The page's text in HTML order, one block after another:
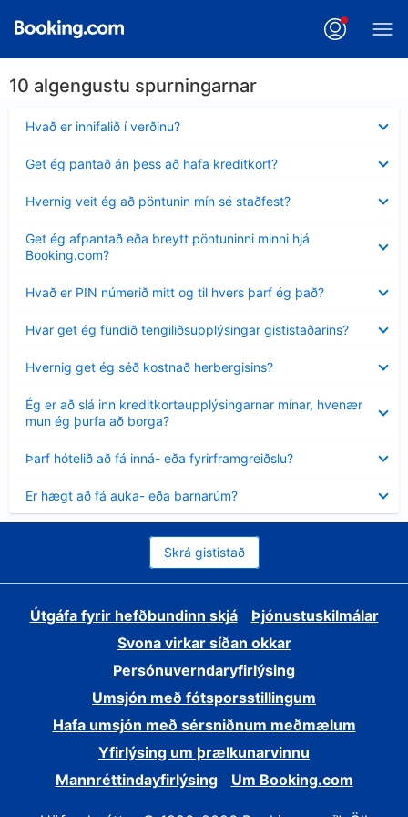
10 algengustu spurningarnar
Hvað er innifalið í verðinu?
sýnt
Get ég pantað án þess að hafa kreditkort?
sýnt
Hvernig veit ég að pöntunin mín sé staðfest?
sýnt
Get ég afpantað eða breytt pöntuninni minni hjá
Booking.com?
sýnt
Hvað er PIN númerið mitt og til hvers þarf ég það?
sýnt
Hvar get ég fundið tengiliðsupplýsingar gististaðarins?
sýnt
Hvernig get ég séð kostnað herbergisins?
sýnt
Ég er að slá inn kreditkortaupplýsingarnar mínar, hvenær
mun ég þurfa að borga?
Minna
sýnt
Þarf hótelið að fá inná- eða fyrirframgreiðslu?
sýnt
Er hægt að fá auka- eða barnarúm?
sýnt
Skrá gististað
Útgáfa fyrir hefðbundinn skjá
Þjónustuskilmálar
Svona virkar síðan okkar
Persónuverndaryfirlýsing
Umsjón með fótsporsstillingum
Hafa umsjón með sérsniðnum meðmælum
Yfirlýsing um þrælkunarvinnu
Mannréttindayfirlýsing
Um Booking.com